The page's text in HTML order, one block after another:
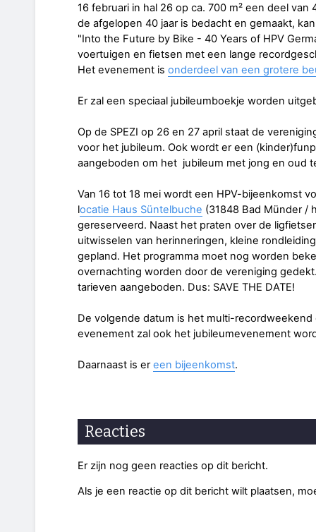
16 februari in hal 26 op ca. 700 m² een deel
de afgelopen 40 jaar is bedacht en gemaakt,
"Into the Future by Bike - 40 Years of HPV
voertuigen en fietsen met een lange
Het evenement is onderdeel van een grotere
Er zal een speciaal jubileumboekje worden
Op de SPEZI op 26 en 27 april staat de
voor het jubileum. Ook wordt er een
aangeboden om het jubileum met jong en oud
Van 16 tot 18 mei wordt een HPV-bijeenkomst
locatie Haus Süntelbuche (31848 Bad Münder /
gereserveerd. Naast het praten over de
uitwisselen van herinneringen, kleine
gepland. Het programma moet nog worden
overnachting worden door de vereniging
tarieven aangeboden. Dus: SAVE THE DATE!
De volgende datum is het multi-
evenement zal ook het jubileumevenement
Daarnaast is ereen bijeenkomst.
Reacties
Er zijn nog geen reacties op dit bericht.
Als je een reactie op dit bericht wilt plaatsen,